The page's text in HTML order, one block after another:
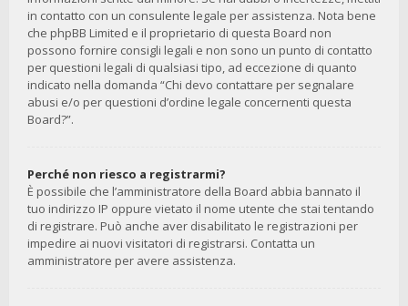
in contatto con un consulente legale per assistenza. Nota bene
che phpBB Limited e il proprietario di questa Board non
possono fornire consigli legali e non sono un punto di contatto
per questioni legali di qualsiasi tipo, ad eccezione di quanto
indicato nella domanda “Chi devo contattare per segnalare
abusi e/o per questioni d’ordine legale concernenti questa
Board?”.
Perché non riesco a registrarmi?
È possibile che l’amministratore della Board abbia bannato il
tuo indirizzo IP oppure vietato il nome utente che stai tentando
di registrare. Può anche aver disabilitato le registrazioni per
impedire ai nuovi visitatori di registrarsi. Contatta un
amministratore per avere assistenza.